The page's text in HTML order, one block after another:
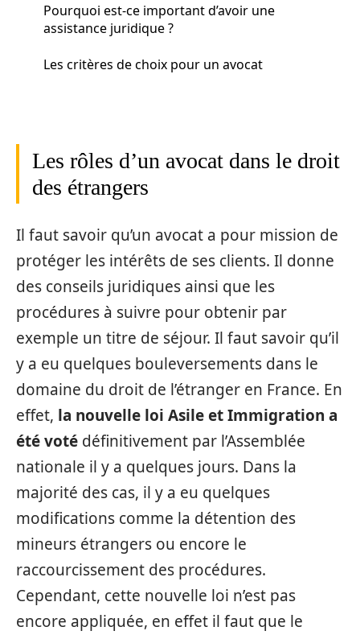
Pourquoi est-ce important d’avoir une
assistance juridique ?
Les critères de choix pour un avocat
Les rôles d’un avocat dans le droit
des étrangers
Il faut savoir qu’un avocat a pour mission de
protéger les intérêts de ses clients. Il donne
des conseils juridiques ainsi que les
procédures à suivre pour obtenir par
exemple un titre de séjour. Il faut savoir qu’il
y a eu quelques bouleversements dans le
domaine du droit de l’étranger en France. En
effet, la nouvelle loi Asile et Immigration a
été voté définitivement par l’Assemblée
nationale il y a quelques jours. Dans la
majorité des cas, il y a eu quelques
modifications comme la détention des
mineurs étrangers ou encore le
raccourcissement des procédures.
Cependant, cette nouvelle loi n’est pas
encore appliquée, en effet il faut que le